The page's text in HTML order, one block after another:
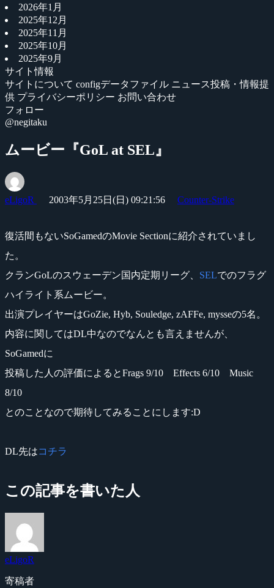
2026年1月
2025年12月
2025年11月
2025年10月
2025年9月
サイト情報
サイトについて configデータファイル ニュース投稿・情報提
供 プライバシーポリシー お問い合わせ
フォロー
@negitaku
ムービー『GoL at SEL』
eLigoR 2003年5月25日(日) 09:21:56 Counter-Strike
復活間もないSoGamedのMovie Sectionに紹介されていまし
た。
クランGoLのスウェーデン国内定期リーグ、 SELでのフラグ
ハイライト系ムービー。
出演プレイヤーはGoZie, Hyb, Souledge, zAFFe, mysseの5名。
内容に関してはDL中なのでなんとも言えませんが、
SoGamedに
投稿した人の評価によるとFrags 9/10 Effects 6/10 Music
8/10
とのことなので期待してみることにします:D
DL先はコチラ
この記事を書いた人
eLigoR
寄稿者